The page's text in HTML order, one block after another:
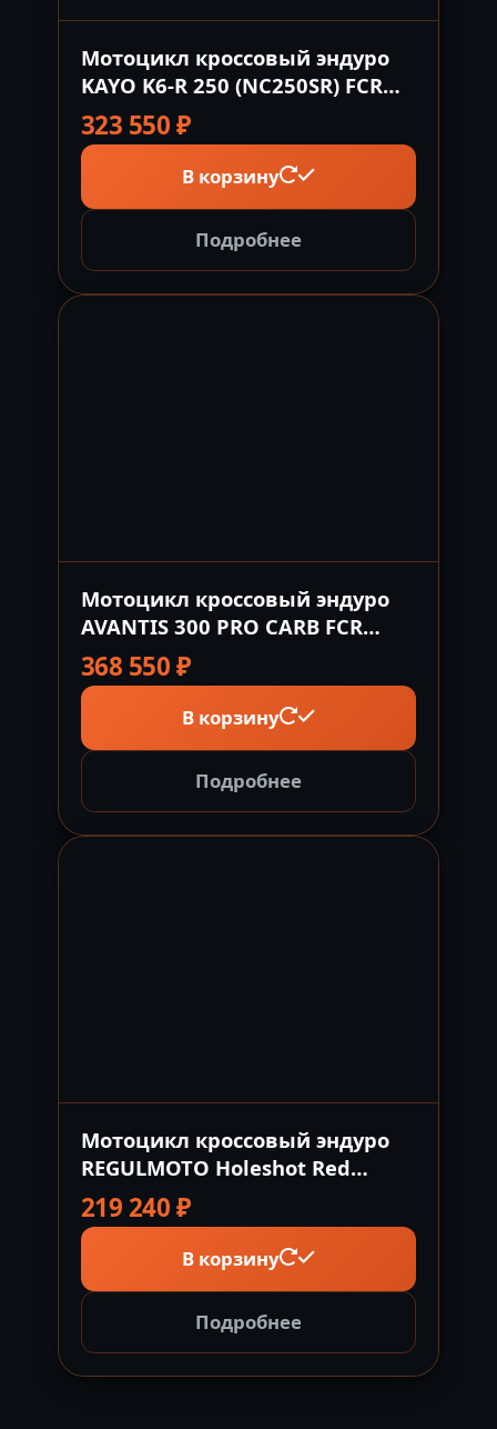
Мотоцикл кроссовый эндуро
KAYO K6-R 250 (NC250SR) FCR
21/18
323 550₽
В корзину
Подробнее
Мотоцикл кроссовый эндуро
AVANTIS 300 PRO CARB FCR
EXCLUSIVE (NC300-S/182MM)
ARS
368 550₽
В корзину
Подробнее
Мотоцикл кроссовый эндуро
REGULMOTO Holeshot Red
Edition
219 240₽
В корзину
Подробнее